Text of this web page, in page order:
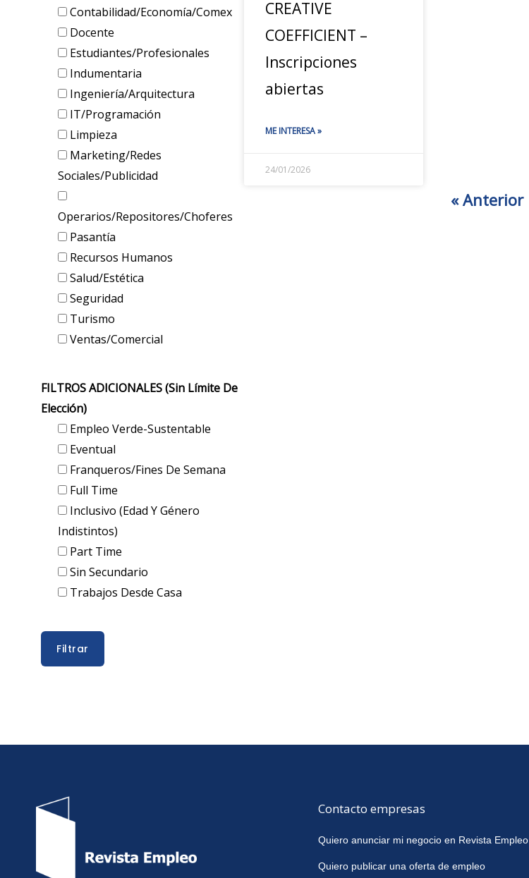
Contabilidad/Economía/Comex
Docente
Estudiantes/Profesionales
Indumentaria
Ingeniería/Arquitectura
IT/Programación
Limpieza
Marketing/Redes
Sociales/Publicidad
Operarios/Repositores/Choferes
Pasantía
Recursos Humanos
Salud/Estética
Seguridad
Turismo
Ventas/Comercial
FILTROS ADICIONALES (sin Límite De
Elección)
Empleo Verde-Sustentable
Eventual
Franqueros/Fines De Semana
Full Time
Inclusivo (edad Y Género
Indistintos)
Part Time
Sin Secundario
Trabajos Desde Casa
CREATIVE
COEFFICIENT –
Inscripciones
abiertas
ME INTERESA »
24/01/2026
« Anterior
Contacto empresas
Quiero anunciar mi negocio en Revista Empleo
Quiero publicar una oferta de empleo